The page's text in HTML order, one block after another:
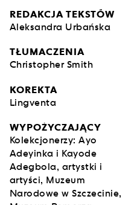
REDAKCJA TEKSTÓW
Aleksandra Urbańska
TŁUMACZENIA
Christopher Smith
KOREKTA
Lingventa
WYPOŻYCZAJĄCY
Kolekcjonerzy: Ayo
Adeyinka i Kayode
Adegbola, artystki i
artyści, Muzeum
Narodowe w Szczecinie,